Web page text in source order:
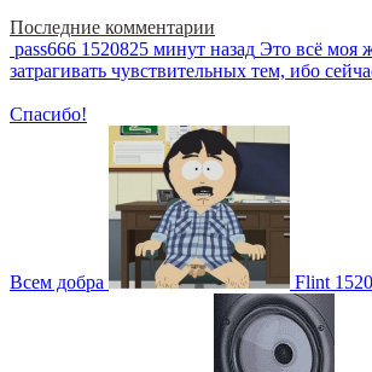
Последние комментарии
pass666 1520825 минут назад Это всё моя
затрагивать чувствительных тем, ибо
Спасибо!
Всем добра Flint